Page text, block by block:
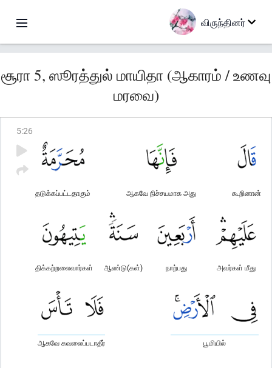
விருந்தினர்
சூரா 5, ஸூரத்துல் மாயிதா (ஆகாரம் / உணவு
மரவை)
5:26
கூறினான்
ஆகவே நிச்சயமாக அது
தடுக்கப்பட்டதாகும்
அவர்கள் மீது
நாற்பது
ஆண்டு(கள்)
திக்கற்றலைவார்கள்
பூமியில்
ஆகவே கவலைப்படாதீர்